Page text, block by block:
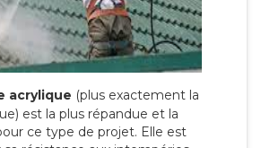
acrylique (plus exactement la
est la plus répandue et la
ce type de projet. Elle est